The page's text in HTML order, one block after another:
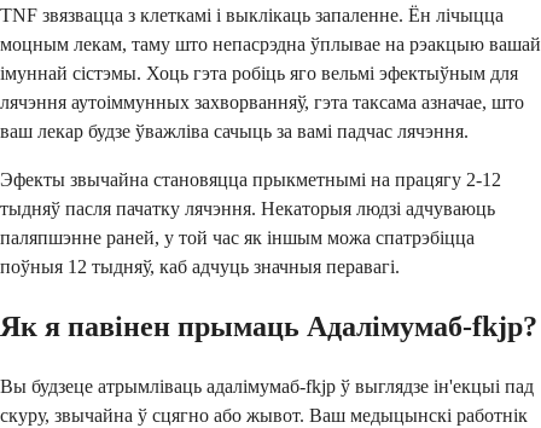
TNF звязвацца з клеткамі і выклікаць запаленне. Ён лічыцца
моцным лекам, таму што непасрэдна ўплывае на рэакцыю вашай
імуннай сістэмы. Хоць гэта робіць яго вельмі эфектыўным для
лячэння аутоіммунных захворванняў, гэта таксама азначае, што
ваш лекар будзе ўважліва сачыць за вамі падчас лячэння.
Эфекты звычайна становяцца прыкметнымі на працягу 2-12
тыдняў пасля пачатку лячэння. Некаторыя людзі адчуваюць
паляпшэнне раней, у той час як іншым можа спатрэбіцца
поўныя 12 тыдняў, каб адчуць значныя перавагі.
Як я павінен прымаць Адалімумаб-fkjp?
Вы будзеце атрымліваць адалімумаб-fkjp ў выглядзе ін'екцыі пад
скуру, звычайна ў сцягно або жывот. Ваш медыцынскі работнік